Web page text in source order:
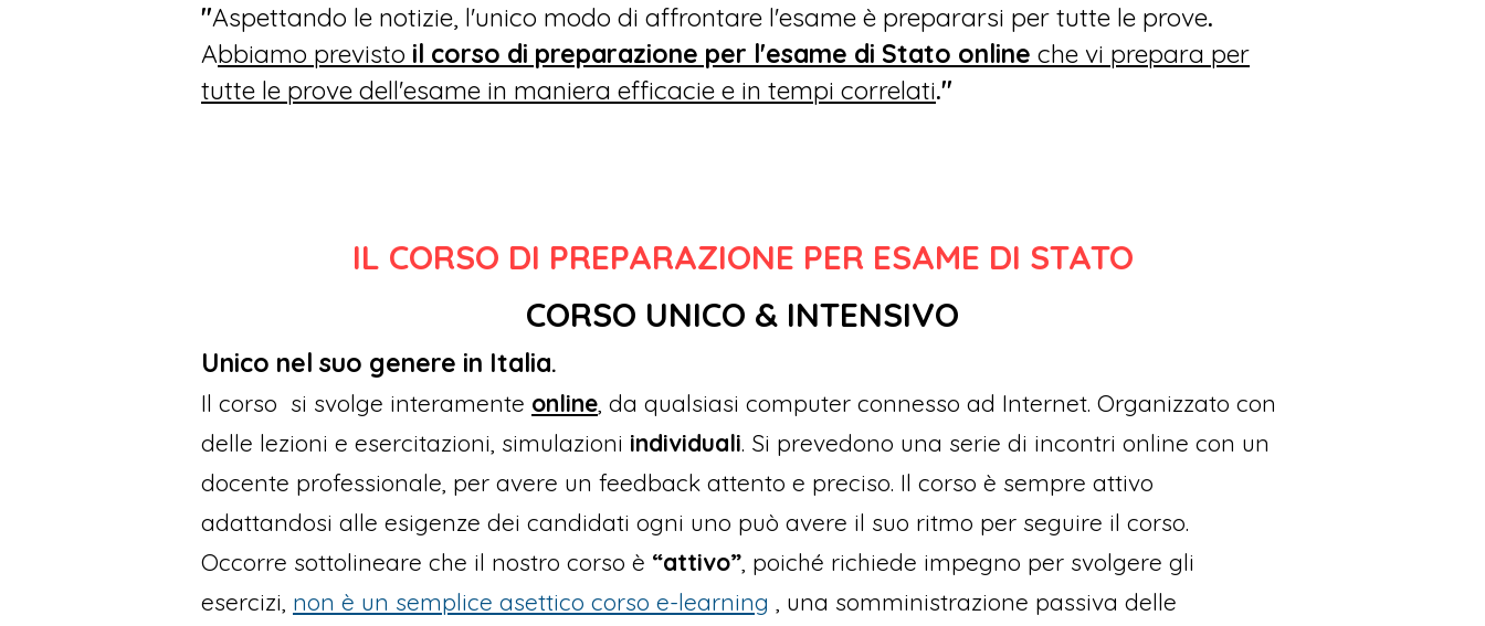
"Aspettando le notizie, l'unico modo di affrontare l'esame è prepararsi per tutte le prove.
Abbiamo previsto il corso di preparazione per l'esame di Stato online che vi prepara per
tutte le prove dell'esame in maniera efficacie e in tempi correlati."
IL CORSO DI PREPARAZIONE PER ESAME DI STATO
CORSO UNICO & INTENSIVO
Unico nel suo genere in Italia.
Il corso si svolge interamente online, da qualsiasi computer connesso ad Internet. Organizzato con
delle lezioni e esercitazioni, simulazioni individuali. Si prevedono una serie di incontri online con un
docente professionale, per avere un feedback attento e preciso. Il corso è sempre attivo
adattandosi alle esigenze dei candidati ogni uno può avere il suo ritmo per seguire il corso.
Occorre sottolineare che il nostro corso è “attivo”, poiché richiede impegno per svolgere gli
esercizi, non è un semplice asettico corso e-learning , una somministrazione passiva delle